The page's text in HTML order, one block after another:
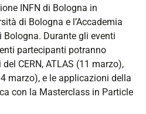
INFN di Bologna in
di Bologna e l’Accademia
Bologna. Durante gli eventi
partecipanti potranno
CERN, ATLAS (11 marzo),
marzo), e le applicazioni della
con la Masterclass in Particle